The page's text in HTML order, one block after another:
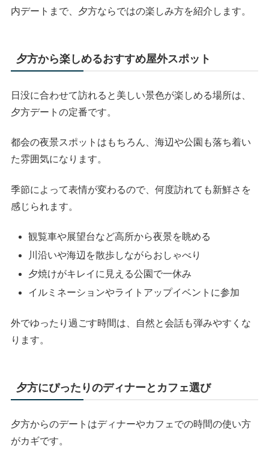
内デートまで、夕方ならではの楽しみ方を紹介します。
夕方から楽しめるおすすめ屋外スポット
日没に合わせて訪れると美しい景色が楽しめる場所は、
夕方デートの定番です。
都会の夜景スポットはもちろん、海辺や公園も落ち着い
た雰囲気になります。
季節によって表情が変わるので、何度訪れても新鮮さを
感じられます。
観覧車や展望台など高所から夜景を眺める
川沿いや海辺を散歩しながらおしゃべり
夕焼けがキレイに見える公園で一休み
イルミネーションやライトアップイベントに参加
外でゆったり過ごす時間は、自然と会話も弾みやすくな
ります。
夕方にぴったりのディナーとカフェ選び
夕方からのデートはディナーやカフェでの時間の使い方
がカギです。